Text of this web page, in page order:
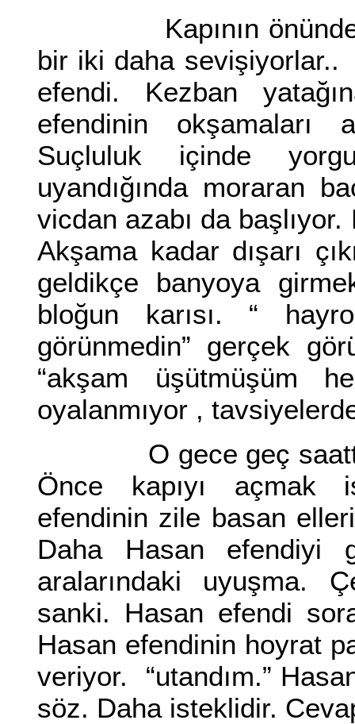
Kapının önündeki
bir iki daha sevişiyorlar..
efendi. Kezban
efendinin okşamaları
Suçluluk içinde
uyandığında moraran
vicdan azabı da
Akşama kadar dışarı
geldikçe banyoya
bloğun karısı. “
görünmedin” gerçek
“akşam üşütmüşüm
oyalanmıyor ,
O gece geç saatte
Önce kapıyı açmak
efendinin zile basan
Daha Hasan efendiyi
aralarındaki uyuşma.
sanki. Hasan efendi
Hasan efendinin hoyrat
veriyor. “utandım.”
söz. Daha isteklidir.